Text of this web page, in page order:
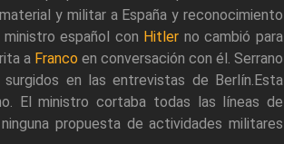
y militar a España y reconocimiento
español con Hitler no cambió para
a Franco en conversación con él. Serrano
en las entrevistas de Berlín.Esta
El ministro cortaba todas las líneas de
propuesta de actividades militares